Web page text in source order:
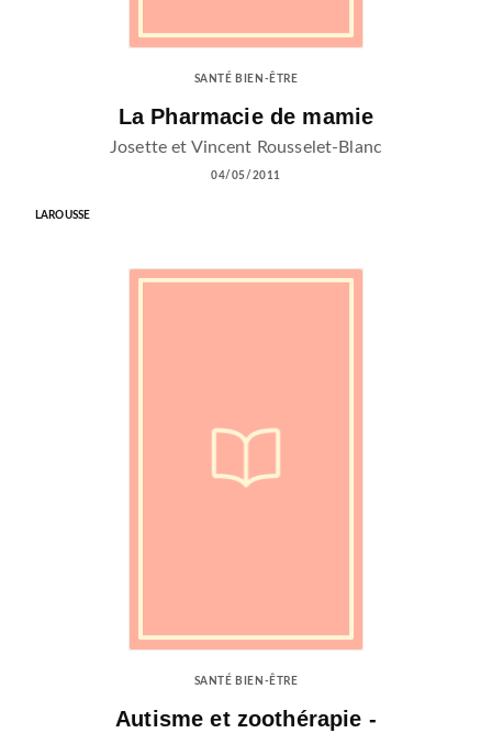
SANTÉ BIEN-ÊTRE
La Pharmacie de mamie
Josette et Vincent Rousselet-Blanc
04/05/2011
LAROUSSE
SANTÉ BIEN-ÊTRE
Autisme et zoothérapie -